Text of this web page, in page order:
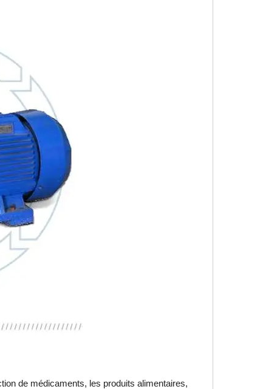
de médicaments, les produits alimentaires,